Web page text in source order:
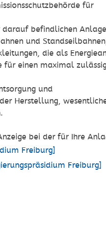
für
befindlichen
und
die als
für einen maximal
und
Herstellung,
bei der für Ihre
Freiburg]
Freiburg]